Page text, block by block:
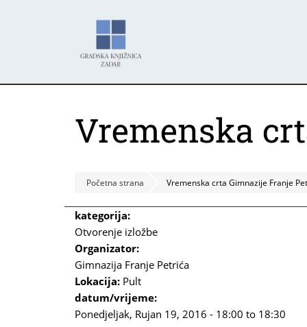
Vremenska
Početna strana Vremenska crta Gimnazije Franje
kategorija:
Otvorenje izložbe
Organizator:
Gimnazija Franje Petrića
Lokacija: Pult
datum/vrijeme:
Ponedjeljak, Rujan 19, 2016 - 18:00 to 18:30